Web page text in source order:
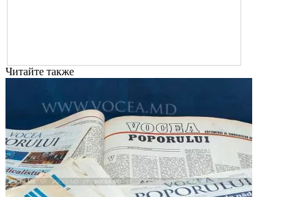
Читайте также